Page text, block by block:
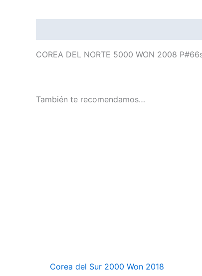
COREA DEL NORTE 5000 WON 2008
También te recomendamos…
Corea del Sur 2000 Won 2018